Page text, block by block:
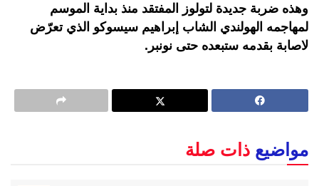
وهذه ضربة جديدة لتولوز المفتقد منذ بداية الموسم
لمهاجمه الهولندي الشاب إبراهيم سيسوكو الذي تعرّض
لاصابة بقدمه ستبعده حتى نونبر.
مواضيع ذات صلة